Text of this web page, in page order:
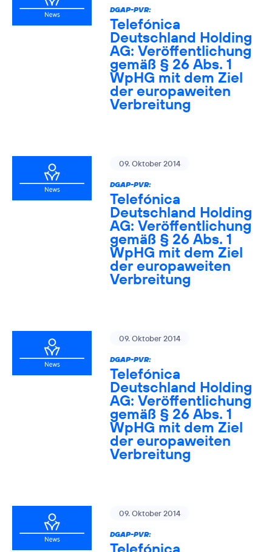
DGAP-PVR:
Telefónica
Deutschland Holding
AG: Veröffentlichung
gemäß § 26 Abs. 1
WpHG mit dem Ziel
der europaweiten
Verbreitung
09. Oktober 2014
DGAP-PVR:
Telefónica
Deutschland Holding
AG: Veröffentlichung
gemäß § 26 Abs. 1
WpHG mit dem Ziel
der europaweiten
Verbreitung
09. Oktober 2014
DGAP-PVR:
Telefónica
Deutschland Holding
AG: Veröffentlichung
gemäß § 26 Abs. 1
WpHG mit dem Ziel
der europaweiten
Verbreitung
09. Oktober 2014
DGAP-PVR:
Telefónica